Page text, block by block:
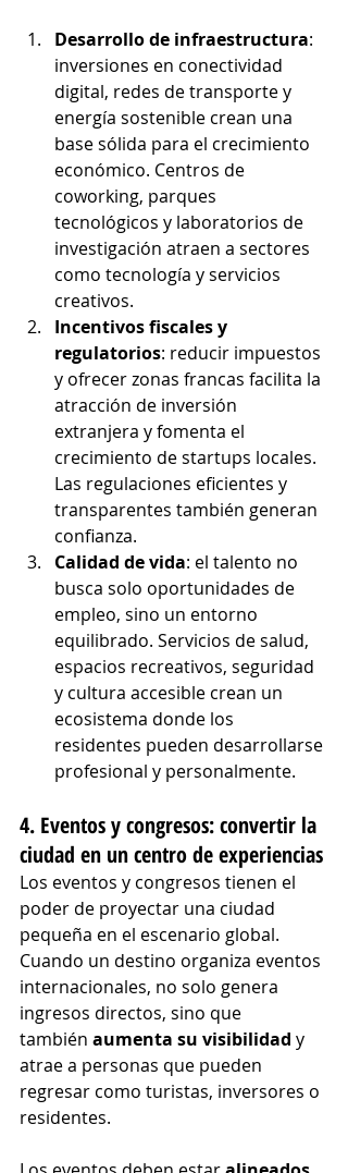
Desarrollo de infraestructura:
inversiones en conectividad
digital, redes de transporte y
energía sostenible crean una
base sólida para el crecimiento
económico. Centros de
coworking, parques
tecnológicos y laboratorios de
investigación atraen a sectores
como tecnología y servicios
creativos.
Incentivos fiscales y
regulatorios: reducir impuestos
y ofrecer zonas francas facilita la
atracción de inversión
extranjera y fomenta el
crecimiento de startups locales.
Las regulaciones eficientes y
transparentes también generan
confianza.
Calidad de vida: el talento no
busca solo oportunidades de
empleo, sino un entorno
equilibrado. Servicios de salud,
espacios recreativos, seguridad
y cultura accesible crean un
ecosistema donde los
residentes pueden desarrollarse
profesional y personalmente.
4. Eventos y congresos: convertir la
ciudad en un centro de experiencias
Los eventos y congresos tienen el
poder de proyectar una ciudad
pequeña en el escenario global.
Cuando un destino organiza eventos
internacionales, no solo genera
ingresos directos, sino que
también aumenta su visibilidad y
atrae a personas que pueden
regresar como turistas, inversores o
residentes.